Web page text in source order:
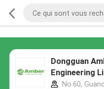
Dongguan
Engineering
No.60,